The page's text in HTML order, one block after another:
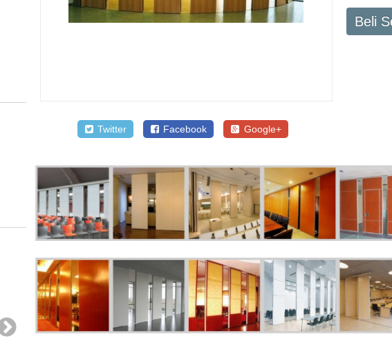
Twitter Facebook Google+
Beli
SALE SALE